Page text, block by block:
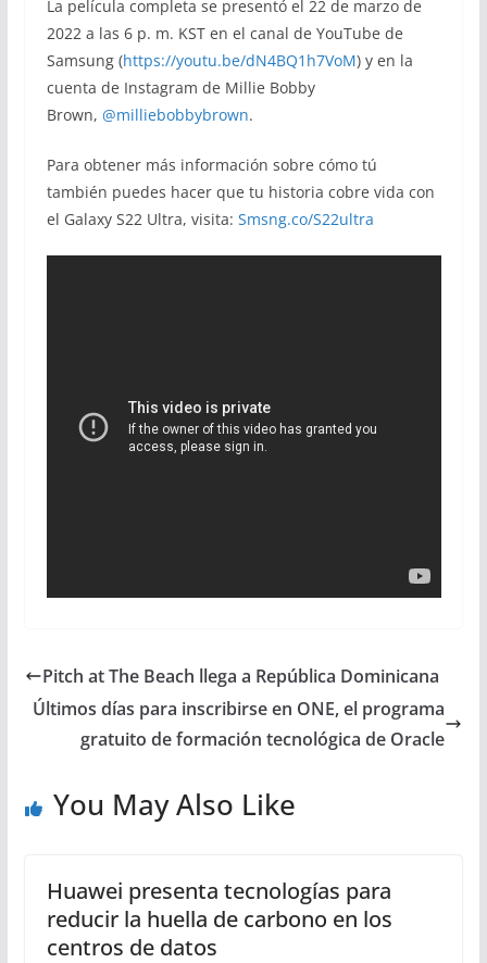
La película completa se presentó el 22 de marzo de
2022 a las 6 p. m. KST en el canal de YouTube de
Samsung (https://youtu.be/dN4BQ1h7VoM) y en la
cuenta de Instagram de Millie Bobby
Brown, @milliebobbybrown.
Para obtener más información sobre cómo tú
también puedes hacer que tu historia cobre vida con
el Galaxy S22 Ultra, visita: Smsng.co/S22ultra
Pitch at The Beach llega a República Dominicana
Últimos días para inscribirse en ONE, el programa
gratuito de formación tecnológica de Oracle
You May Also Like
Huawei presenta tecnologías para
reducir la huella de carbono en los
centros de datos